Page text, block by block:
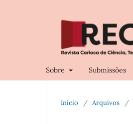
Sobre Submissões
Início / Arquivos /